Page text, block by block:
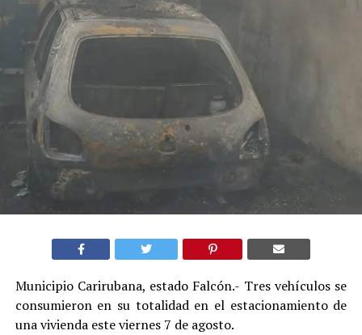
Municipio Carirubana, estado Falcón.- Tres vehículos se
consumieron en su totalidad en el estacionamiento de
una vivienda este viernes 7 de agosto.